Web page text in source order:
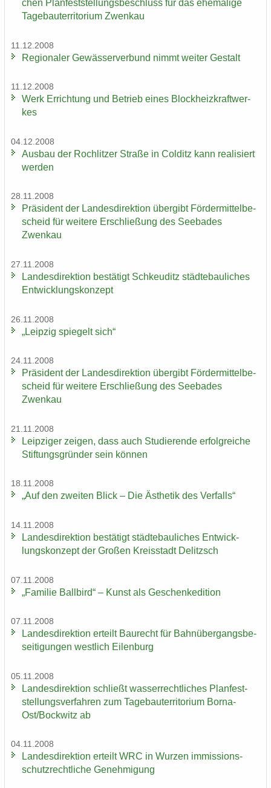
chen Plan­fest­stel­lungs­be­schluss für das ehe­ma­li­ge
Ta­ge­bau­ter­ri­to­ri­um Zwenkau
11.12.2008
Re­gio­na­ler Ge­wäs­ser­ver­bund nimmt wei­ter Ge­stalt
11.12.2008
Werk Er­rich­tung und Be­trieb eines Block­heiz­kraft­wer­
kes
04.12.2008
Aus­bau der Roch­lit­zer Stra­ße in Col­ditz kann rea­li­siert
wer­den
28.11.2008
Prä­si­dent der Lan­des­di­rek­ti­on über­gibt För­der­mit­tel­be­
scheid für wei­te­re Er­schlie­ßung des See­ba­des
Zwenkau
27.11.2008
Lan­des­di­rek­ti­on be­stä­tigt Schkeu­ditz städ­te­bau­li­ches
Ent­wick­lungs­kon­zept
26.11.2008
„Leip­zig spie­gelt sich“
24.11.2008
Prä­si­dent der Lan­des­di­rek­ti­on über­gibt För­der­mit­tel­be­
scheid für wei­te­re Er­schlie­ßung des See­ba­des
Zwenkau
21.11.2008
Leip­zi­ger zei­gen, dass auch Stu­die­ren­de er­folg­rei­che
Stif­tungs­grün­der sein kön­nen
18.11.2008
„Auf den zwei­ten Blick – Die Äs­the­tik des Ver­falls“
14.11.2008
Lan­des­di­rek­ti­on be­stä­tigt städ­te­bau­li­ches Ent­wick­
lungs­kon­zept der Gro­ßen Kreis­stadt De­litzsch
07.11.2008
„Fa­mi­lie Ball­bird“ – Kunst als Ge­schen­ke­di­ti­on
07.11.2008
Lan­des­di­rek­ti­on er­teilt Bau­recht für Bahn­über­gangs­be­
sei­ti­gun­gen west­lich Ei­len­burg
05.11.2008
Lan­des­di­rek­ti­on schließt was­ser­recht­li­ches Plan­fest­
stel­lungs­ver­fah­ren zum Ta­ge­bau­ter­ri­to­ri­um Borna-​
Ost/Bock­witz ab
04.11.2008
Lan­des­di­rek­ti­on er­teilt WRC in Wur­zen im­mis­si­ons­
schutz­recht­li­che Ge­neh­mi­gung